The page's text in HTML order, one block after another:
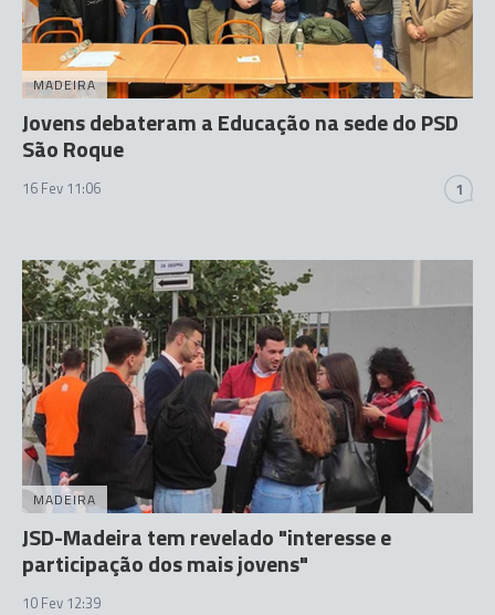
MADEIRA
Jovens debateram a Educação na sede do PSD
São Roque
16 Fev 11:06 1
MADEIRA
JSD-Madeira tem revelado "interesse e
participação dos mais jovens"
10 Fev 12:39